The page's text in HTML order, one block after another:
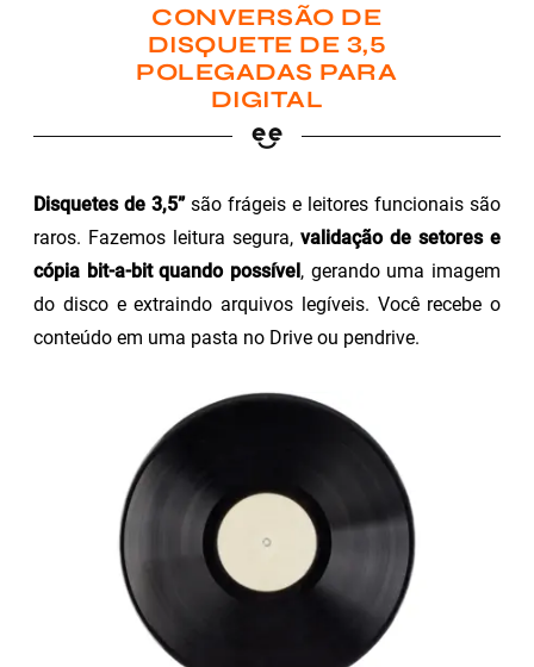
CONVERSÃO DE
DISQUETE DE 3,5
POLEGADAS PARA
DIGITAL
Disquetes de 3,5”são frágeis e leitores funcionais são
raros. Fazemos leitura segura, validação de setores e
cópia bit-a-bit quando possível, gerando uma imagem
do disco e extraindo arquivos legíveis. Você recebe o
conteúdo em uma pasta no Drive ou pendrive.